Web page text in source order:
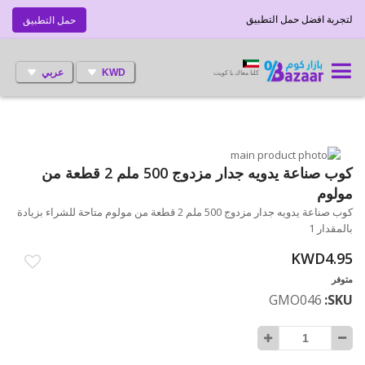
حمل التطبيق لتجربة افضل حمل التطبيق
KWD عربي كلنا معاك يا كويت
انتقل
إلى
النهاية
معرض
الصور
تخطي
إلى
بداية
معرض
الصور
كوب صناعة يدويه جدار مزدوج 500 ملم 2 قطعة من
مولوم
كوب صناعة يدويه جدار مزدوج 500 ملم 2 قطعة من مولوم متاحة للشراء بزيادة
بالمقدار 1
KWD4.95
متوفر
SKU
GMO046